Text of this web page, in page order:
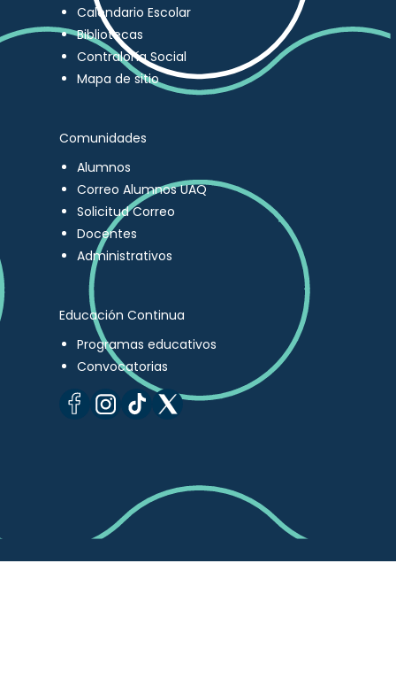
Calendario Escolar
Bibliotecas
Contraloría Social
Mapa de sitio
Comunidades
Alumnos
Correo Alumnos UAQ
Solicitud Correo
Docentes
Administrativos
Educación Continua
Programas educativos
Convocatorias